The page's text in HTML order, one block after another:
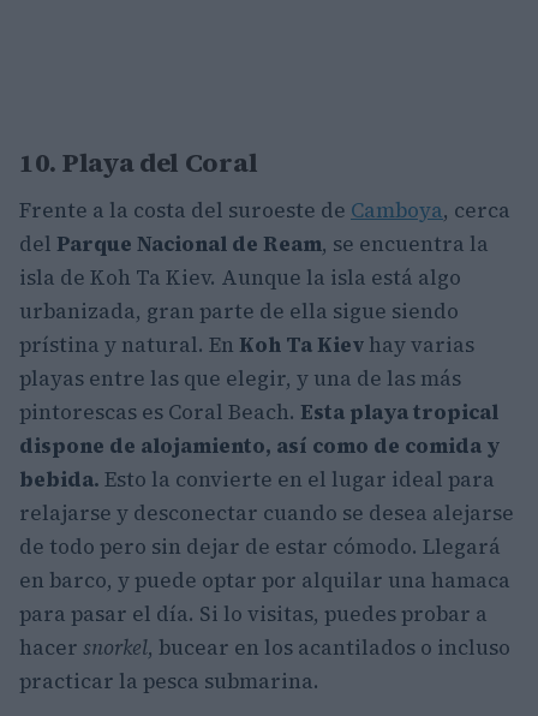
10. Playa del Coral
Frente a la costa del suroeste de Camboya, cerca
del Parque Nacional de Ream, se encuentra la
isla de Koh Ta Kiev. Aunque la isla está algo
urbanizada, gran parte de ella sigue siendo
prístina y natural. En Koh Ta Kiev hay varias
playas entre las que elegir, y una de las más
pintorescas es Coral Beach. Esta playa tropical
dispone de alojamiento, así como de comida y
bebida. Esto la convierte en el lugar ideal para
relajarse y desconectar cuando se desea alejarse
de todo pero sin dejar de estar cómodo. Llegará
en barco, y puede optar por alquilar una hamaca
para pasar el día. Si lo visitas, puedes probar a
hacer snorkel, bucear en los acantilados o incluso
practicar la pesca submarina.